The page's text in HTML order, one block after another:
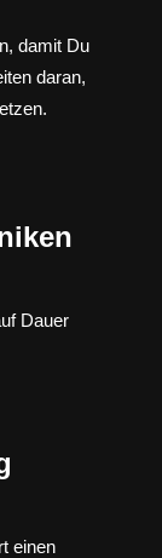
damit Du
daran,
Dauer
einen